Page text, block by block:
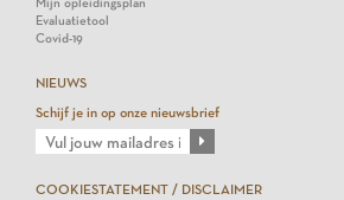
Evaluatietool
Covid-19
NIEUWS
Schijf je in op onze nieuwsbrief
COOKIESTATEMENT / DISCLAIMER